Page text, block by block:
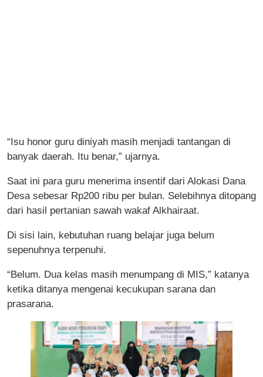
“Isu honor guru diniyah masih menjadi tantangan di
banyak daerah. Itu benar,” ujarnya.
Saat ini para guru menerima insentif dari Alokasi Dana
Desa sebesar Rp200 ribu per bulan. Selebihnya ditopang
dari hasil pertanian sawah wakaf Alkhairaat.
Di sisi lain, kebutuhan ruang belajar juga belum
sepenuhnya terpenuhi.
“Belum. Dua kelas masih menumpang di MIS,” katanya
ketika ditanya mengenai kecukupan sarana dan
prasarana.